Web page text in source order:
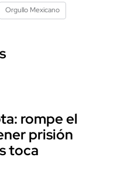
Orgullo Mexicano
rompe el
prisión
toca